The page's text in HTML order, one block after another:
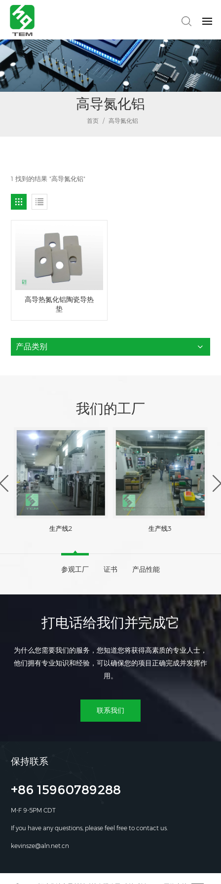
高导氮化铝
首页 / 高导氮化铝
1 找到的结果 "高导氮化铝"
高导热氮化铝陶瓷导热
垫
产品类别
我们的工厂
生产线2 生产线3
参观工厂 证书 产品性能
打电话给我们并完成它
为什么您需要我们的服务，您知道您将获得高素质的专业人士，
他们拥有专业知识和经验，可以确保您的项目正确完成并发挥作
用。
联系我们
保持联系
+86 15960789288
M-F 9-5PM CDT
If you have any questions, please feel free to contact us.
kevinsze@aln.net.cn